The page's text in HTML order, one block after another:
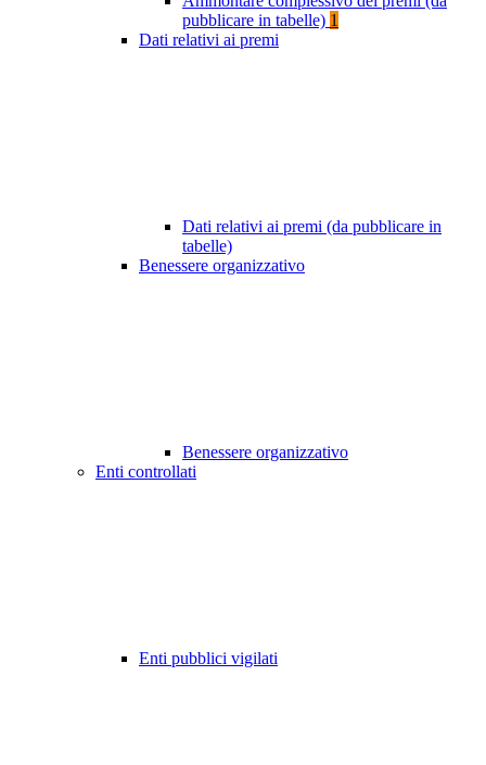
pubblicare in tabelle) 1
Dati relativi ai premi
Dati relativi ai premi (da pubblicare in
tabelle)
Benessere organizzativo
Benessere organizzativo
Enti controllati
Enti pubblici vigilati